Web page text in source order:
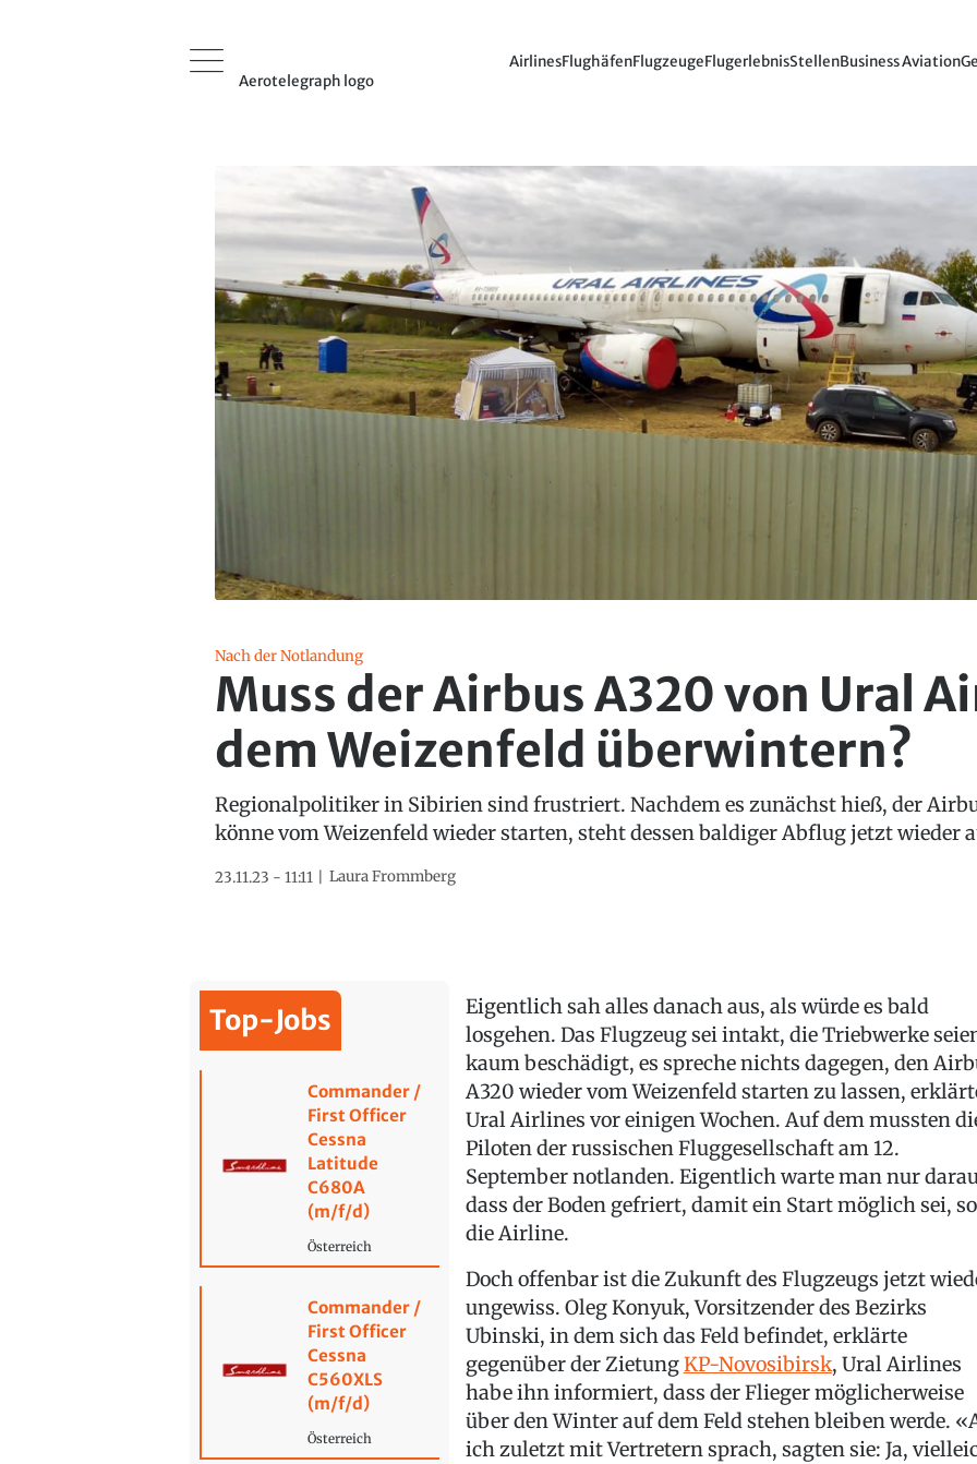
Aerotelegraph logo
AirlinesFlughäfenFlugzeugeFlugerlebnisStellenBusiness Aviation
Nach der Notlandung
Muss der Airbus A320 von Ural
dem Weizenfeld überwintern?
Regionalpolitiker in Sibirien sind frustriert. Nachdem es zunächst hieß, der
könne vom Weizenfeld wieder starten, steht dessen baldiger Abflug jetzt wieder
23.11.23 - 11:11 Laura Frommberg
Top-Jobs
Commander /
First Officer
Cessna
Latitude
C680A
(m/f/d)
Österreich
Commander /
First Officer
Cessna
C560XLS
(m/f/d)
Österreich
Eigentlich sah alles danach aus, als würde es bald
losgehen. Das Flugzeug sei intakt, die Triebwerke
kaum beschädigt, es spreche nichts dagegen, den
A320 wieder vom Weizenfeld starten zu lassen,
Ural Airlines vor einigen Wochen. Auf dem mussten
Piloten der russischen Fluggesellschaft am 12.
September notlanden. Eigentlich warte man nur
dass der Boden gefriert, damit ein Start möglich sei, so
die Airline.
Doch offenbar ist die Zukunft des Flugzeugs jetzt
ungewiss. Oleg Konyuk, Vorsitzender des Bezirks
Ubinski, in dem sich das Feld befindet, erklärte
gegenüber der ZietungKP-Novosibirsk, Ural Airlines
habe ihn informiert, dass der Flieger möglicherweise
über den Winter auf dem Feld stehen bleiben werde.
ich zuletzt mit Vertretern sprach, sagten sie: Ja,